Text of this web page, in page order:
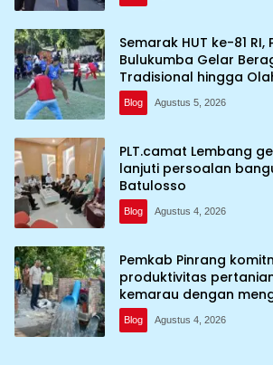
Semarak HUT ke-81 RI,
Bulukumba Gelar
Tradisional hingga
Blog Agustus 5, 2026
PLT.camat Lembang
lanjuti persoalan
Batulosso
Blog Agustus 4, 2026
Pemkab Pinrang
produktivitas
kemarau dengan
program Irigasi
Blog Agustus 4, 2026